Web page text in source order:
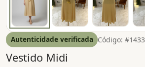
Autenticidade verificada Código: #1433
Vestido Midi